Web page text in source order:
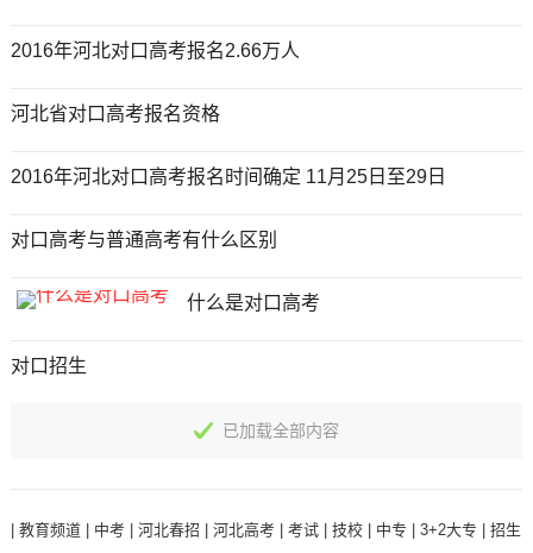
2016年河北对口高考报名2.66万人
河北省对口高考报名资格
2016年河北对口高考报名时间确定 11月25日至29日
对口高考与普通高考有什么区别
什么是对口高考
对口招生
已加载全部内容
|教育频道 中考 |河北春招 |河北高考 |考试 |技校 中专 |3+2大专 |招生